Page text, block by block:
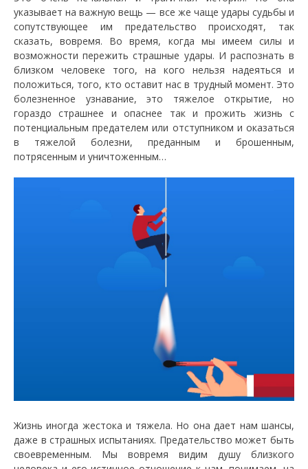
указывает на важную вещь — все же чаще удары судьбы и
сопутствующее им предательство происходят, так
сказать, вовремя. Во время, когда мы имеем силы и
возможности пережить страшные удары. И распознать в
близком человеке того, на кого нельзя надеяться и
положиться, того, кто оставит нас в трудный момент. Это
болезненное узнавание, это тяжелое открытие, но
гораздо страшнее и опаснее так и прожить жизнь с
потенциальным предателем или отступником и оказаться
в тяжелой болезни, преданным и брошенным,
потрясенным и уничтоженным…
Жизнь иногда жестока и тяжела. Но она дает нам шансы,
даже в страшных испытаниях. Предательство может быть
своевременным. Мы вовремя видим душу близкого